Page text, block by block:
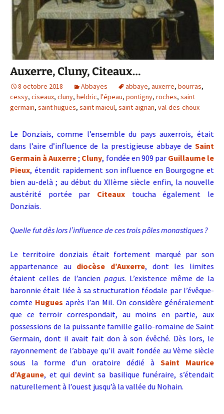
Auxerre, Cluny, Citeaux…
8 octobre 2018 Abbayes abbaye, auxerre, bourras,
cessy, ciseaux, cluny, heldric, l'épeau, pontigny, roches, saint
germain, saint hugues, saint maïeul, saint-aignan, val-des-choux
Le Donziais, comme l’ensemble du pays auxerrois, était
dans l’aire d’influence de la prestigieuse abbaye de Saint
Germain à Auxerre; Cluny, fondée en 909 par Guillaume le
Pieux, étendit rapidement son influence en Bourgogne et
bien au-delà ; au début du XIIème siècle enfin, la nouvelle
austérité portée par Citeaux toucha également le
Donziais.
Quelle fut dès lors l’influence de ces trois pôles monastiques ?
Le territoire donziais était fortement marqué par son
appartenance au diocèse d’Auxerre, dont les limites
étaient celles de l’ancien pagus. L’existence même de la
baronnie était liée à sa structuration féodale par l’évêque-
comte Hugues après l’an Mil. On considère généralement
que ce terroir correspondait, au moins en partie, aux
possessions de la puissante famille gallo-romaine de Saint
Germain, dont il avait fait don à son évêché. Dès lors, le
rayonnement de l’abbaye qu’il avait fondée au Vème siècle
sous la forme d’un oratoire dédié à Saint Maurice
d’Agaune, et qui devint sa basilique funéraire, s’étendait
naturellement à l’ouest jusqu’à la vallée du Nohain.